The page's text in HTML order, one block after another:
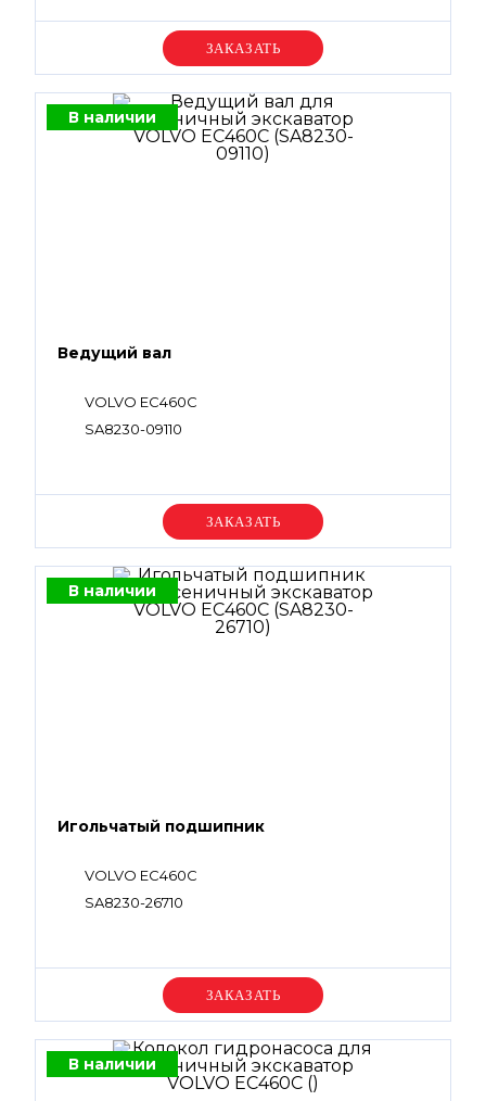
Уточняйте цену
В наличии
Ведущий вал
VOLVO EC460C
SA8230-09110
Уточняйте цену
В наличии
Игольчатый подшипник
VOLVO EC460C
SA8230-26710
Уточняйте цену
В наличии